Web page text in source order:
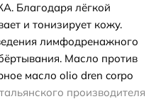
Благодаря лёгкой
и тонизирует кожу.
лимфодренажного
Масло против
масло olio dren corpo
производителя